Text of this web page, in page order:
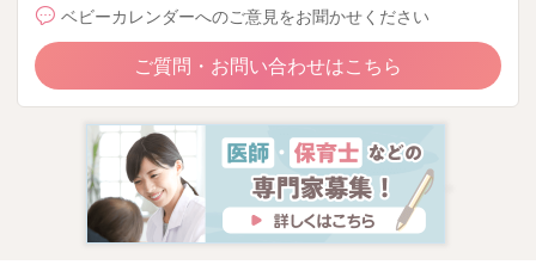
ベビーカレンダーへのご意見をお聞かせください
ご質問・お問い合わせはこちら